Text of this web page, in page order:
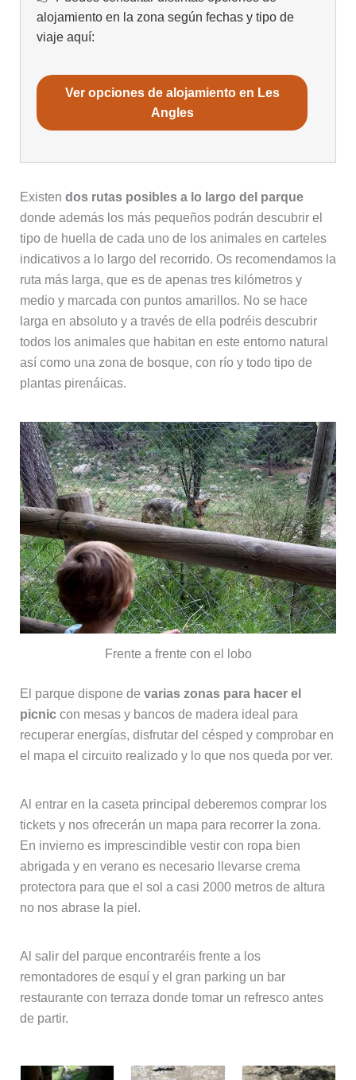
alojamiento en la zona según fechas y tipo de
viaje aquí:
Ver opciones de alojamiento en Les
Angles
Existen dos rutas posibles a lo largo del parque
donde además los más pequeños podrán descubrir el
tipo de huella de cada uno de los animales en carteles
indicativos a lo largo del recorrido. Os recomendamos la
ruta más larga, que es de apenas tres kilómetros y
medio y marcada con puntos amarillos. No se hace
larga en absoluto y a través de ella podréis descubrir
todos los animales que habitan en este entorno natural
así como una zona de bosque, con río y todo tipo de
plantas pirenáicas.
Frente a frente con el lobo
El parque dispone de varias zonas para hacer el
picniccon mesas y bancos de madera ideal para
recuperar energías, disfrutar del césped y comprobar en
el mapa el circuito realizado y lo que nos queda por ver.
Al entrar en la caseta principal deberemos comprar los
tickets y nos ofrecerán un mapa para recorrer la zona.
En invierno es imprescindible vestir con ropa bien
abrigada y en verano es necesario llevarse crema
protectora para que el sol a casi 2000 metros de altura
no nos abrase la piel.
Al salir del parque encontraréis frente a los
remontadores de esquí y el gran parking un bar
restaurante con terraza donde tomar un refresco antes
de partir.